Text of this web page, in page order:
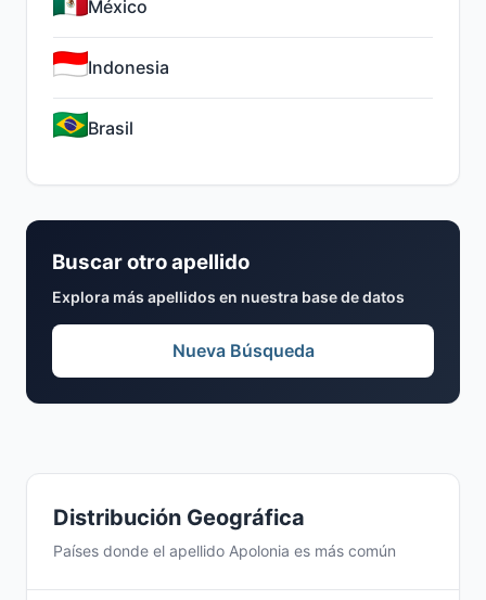
Distribución Geográfica
Países donde el apellido Apolonia es más común
México
Indonesia
Brasil
Buscar otro apellido
Explora más apellidos en nuestra base de datos
Nueva Búsqueda